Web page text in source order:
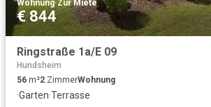
Wohnung·Zur Miete
€ 844
Ringstraße 1a/E 09
Hundsheim
56 m²2 ZimmerWohnung
·Garten·Terrasse